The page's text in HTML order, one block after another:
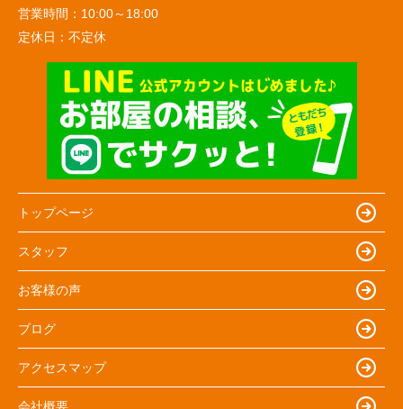
営業時間： 10:00～18:00
定休日： 不定休
トップページ
スタッフ
お客様の声
ブログ
アクセスマップ
会社概要